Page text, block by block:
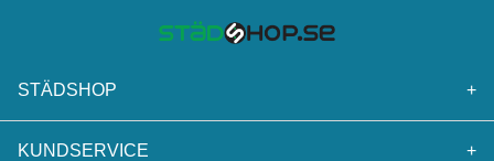
STÄDSHOP +
KUNDSERVICE +